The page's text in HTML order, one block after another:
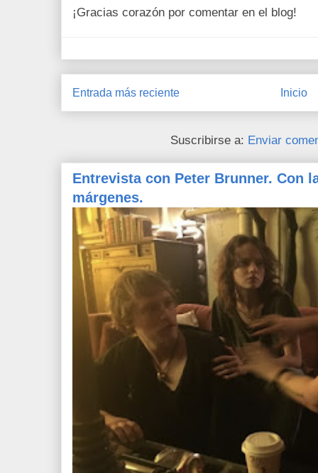
¡Gracias corazón por comentar en el blog!
Entrada más reciente Inicio
Suscribirse a: Enviar
Entrevista con Peter Brunner. Con
márgenes.